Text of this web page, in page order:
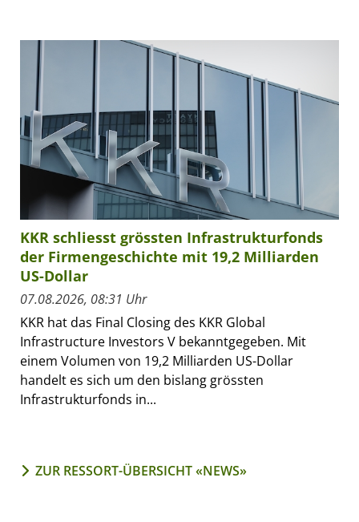
KKR schliesst grössten Infrastrukturfonds
der Firmengeschichte mit 19,2 Milliarden
US-Dollar
07.08.2026, 08:31 Uhr
KKR hat das Final Closing des KKR Global
Infrastructure Investors V bekanntgegeben. Mit
einem Volumen von 19,2 Milliarden US-Dollar
handelt es sich um den bislang grössten
Infrastrukturfonds in...
ZUR RESSORT-ÜBERSICHT «NEWS»